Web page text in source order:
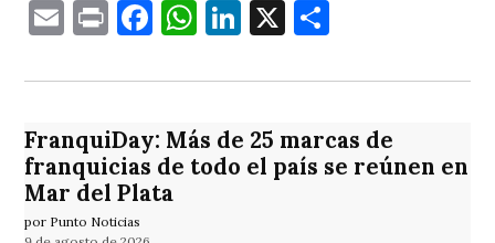
EmailPrintFacebook
WhatsApp
LinkedIn
X
FranquiDay: Más de 25 marcas de
franquicias de todo el país se reúnen en
Mar del Plata
por Punto Noticias